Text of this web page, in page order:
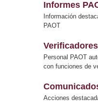
Informes
Información
PAOT
Personal PAOT
con funciones de
Acciones